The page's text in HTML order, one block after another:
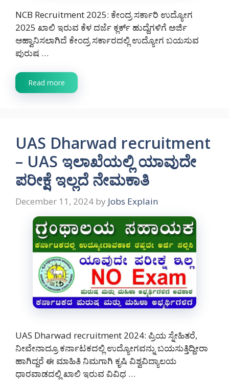
NCB Recruitment 2025: ಕೇಂದ್ರ ಸರ್ಕಾರಿ ಉದ್ಯೋಗ
2025 ಖಾಲಿ ಇರುವ ಕೆಳ ದರ್ಜೆ ಕ್ಲರ್ಕ್ ಹುದ್ದೆಗಳಿಗೆ ಅರ್ಜಿ
ಆಹ್ವಾನಿಸಲಾಗಿದೆ ಕೇಂದ್ರ ಸರ್ಕಾರದಲ್ಲಿ ಉದ್ಯೋಗ ಬಯಸುವ
ಪುರುಷ …
Read more
UAS Dharwad recruitment
– UAS ಇಲಾಖೆಯಲ್ಲಿ ಯಾವುದೇ
ಪರೀಕ್ಷೆ ಇಲ್ಲದೆ ನೇಮಕಾತಿ
December 11, 2024 by Jobs Explain
UAS Dharwad recruitment 2024: ಪ್ರಿಯ ಸ್ನೇಹಿತರೆ,
ನೀವೇನಾದ್ರೂ ಕರ್ನಾಟಕದಲ್ಲಿ ಉದ್ಯೋಗವನ್ನು ಬಯಸುತ್ತಿದ್ದೀರಾ
ಹಾಗಿದ್ದರೆ ಈ ಮಾಹಿತಿ ನಿಮಗಾಗಿ ಕೃಷಿ ವಿಶ್ವವಿದ್ಯಾಲಯ
ಧಾರವಾಡದಲ್ಲಿ ಖಾಲಿ ಇರುವ ವಿವಿಧ …